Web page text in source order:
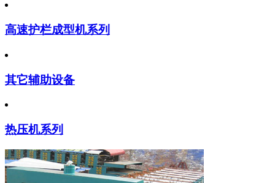
高速护栏成型机系列
其它辅助设备
热压机系列